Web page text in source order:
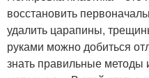
восстановить
удалить царапины,
руками можно добиться
знать правильные методы